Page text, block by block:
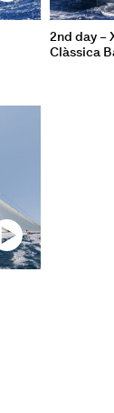
2nd day –
Clàssica